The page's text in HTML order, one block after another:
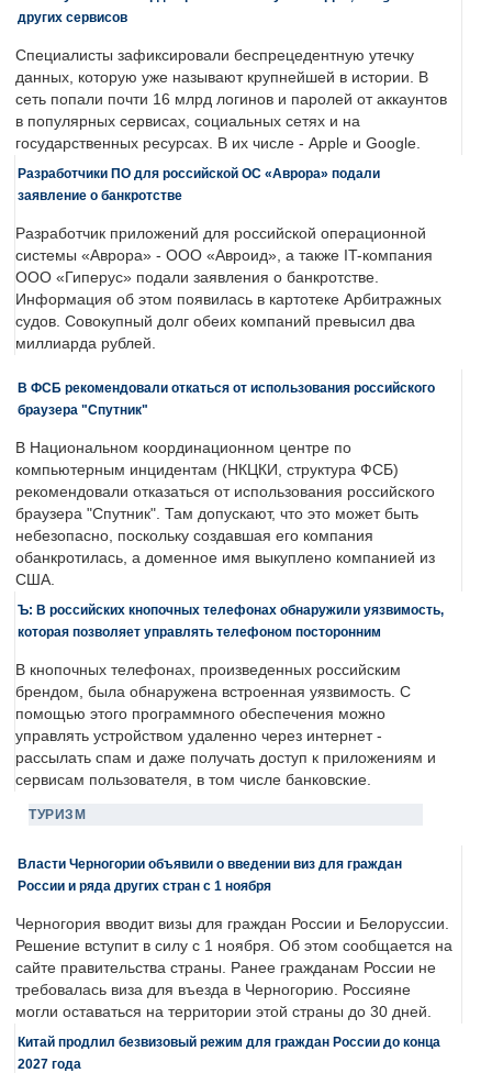
других сервисов
Специалисты зафиксировали беспрецедентную утечку
данных, которую уже называют крупнейшей в истории. В
сеть попали почти 16 млрд логинов и паролей от аккаунтов
в популярных сервисах, социальных сетях и на
государственных ресурсах. В их числе - Apple и Google.
Разработчики ПО для российской ОС «Аврора» подали
заявление о банкротстве
Разработчик приложений для российской операционной
системы «Аврора» - ООО «Авроид», а также IT-компания
ООО «Гиперус» подали заявления о банкротстве.
Информация об этом появилась в картотеке Арбитражных
судов. Совокупный долг обеих компаний превысил два
миллиарда рублей.
В ФСБ рекомендовали откаться от использования российского
браузера "Спутник"
В Национальном координационном центре по
компьютерным инцидентам (НКЦКИ, структура ФСБ)
рекомендовали отказаться от использования российского
браузера "Спутник". Там допускают, что это может быть
небезопасно, поскольку создавшая его компания
обанкротилась, а доменное имя выкуплено компанией из
США.
Ъ: В российских кнопочных телефонах обнаружили уязвимость,
которая позволяет управлять телефоном посторонним
В кнопочных телефонах, произведенных российским
брендом, была обнаружена встроенная уязвимость. С
помощью этого программного обеспечения можно
управлять устройством удаленно через интернет -
рассылать спам и даже получать доступ к приложениям и
сервисам пользователя, в том числе банковские.
ТУРИЗМ
Власти Черногории объявили о введении виз для граждан
России и ряда других стран с 1 ноября
Черногория вводит визы для граждан России и Белоруссии.
Решение вступит в силу с 1 ноября. Об этом сообщается на
сайте правительства страны. Ранее гражданам России не
требовалась виза для въезда в Черногорию. Россияне
могли оставаться на территории этой страны до 30 дней.
Китай продлил безвизовый режим для граждан России до конца
2027 года